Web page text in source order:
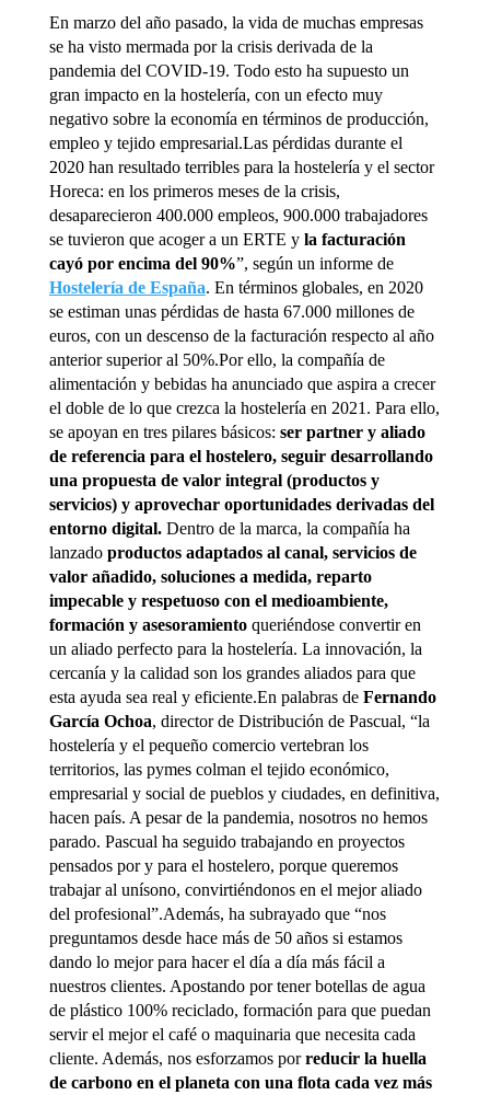
En marzo del año pasado, la vida de muchas empresas
se ha visto mermada por la crisis derivada de la
pandemia del COVID-19. Todo esto ha supuesto un
gran impacto en la hostelería, con un efecto muy
negativo sobre la economía en términos de producción,
empleo y tejido empresarial.Las pérdidas durante el
2020 han resultado terribles para la hostelería y el sector
Horeca: en los primeros meses de la crisis,
desaparecieron 400.000 empleos, 900.000 trabajadores
se tuvieron que acoger a un ERTE y la facturación
cayó por encima del 90%”, según un informe de
Hostelería de España. En términos globales, en 2020
se estiman unas pérdidas de hasta 67.000 millones de
euros, con un descenso de la facturación respecto al año
anterior superior al 50%.Por ello, la compañía de
alimentación y bebidas ha anunciado que aspira a crecer
el doble de lo que crezca la hostelería en 2021. Para ello,
se apoyan en tres pilares básicos: ser partner y aliado
de referencia para el hostelero, seguir desarrollando
una propuesta de valor integral (productos y
servicios) y aprovechar oportunidades derivadas del
entorno digital. Dentro de la marca, la compañía ha
lanzado productos adaptados al canal, servicios de
valor añadido, soluciones a medida, reparto
impecable y respetuoso con el medioambiente,
formación y asesoramiento queriéndose convertir en
un aliado perfecto para la hostelería. La innovación, la
cercanía y la calidad son los grandes aliados para que
esta ayuda sea real y eficiente.En palabras de Fernando
García Ochoa, director de Distribución de Pascual, “la
hostelería y el pequeño comercio vertebran los
territorios, las pymes colman el tejido económico,
empresarial y social de pueblos y ciudades, en definitiva,
hacen país. A pesar de la pandemia, nosotros no hemos
parado. Pascual ha seguido trabajando en proyectos
pensados por y para el hostelero, porque queremos
trabajar al unísono, convirtiéndonos en el mejor aliado
del profesional”.Además, ha subrayado que “nos
preguntamos desde hace más de 50 años si estamos
dando lo mejor para hacer el día a día más fácil a
nuestros clientes. Apostando por tener botellas de agua
de plástico 100% reciclado, formación para que puedan
servir el mejor el café o maquinaria que necesita cada
cliente. Además, nos esforzamos porreducir la huella
de carbono en el planeta con una flota cada vez más